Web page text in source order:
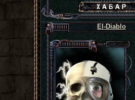
Хабар сталкера
El-Diablo